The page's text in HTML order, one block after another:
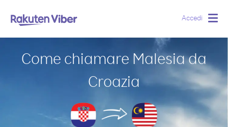
Accedi
Come chiamare Malesia da
Croazia